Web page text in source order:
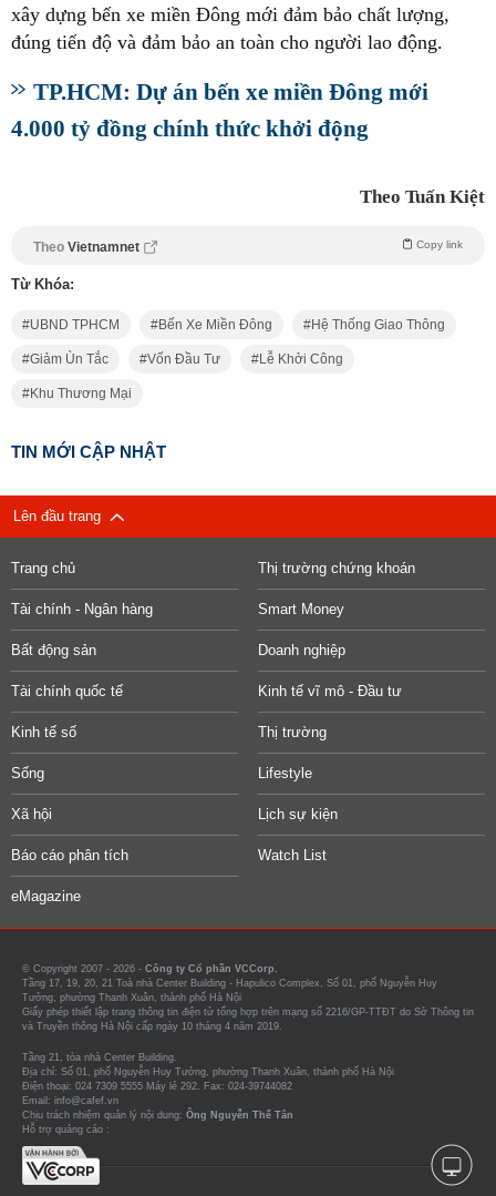
xây dựng bến xe miền Đông mới đảm bảo chất lượng,
đúng tiến độ và đảm bảo an toàn cho người lao động.
TP.HCM: Dự án bến xe miền Đông mới
4.000 tỷ đồng chính thức khởi động
Theo Tuấn Kiệt
Theo Vietnamnet Copy link
Từ Khóa:
UBND TPHCM Bến Xe Miền Đông Hệ Thống Giao Thông
Giảm Ùn Tắc Vốn Đầu Tư Lễ Khởi Công
Khu Thương Mại
TIN MỚI CẬP NHẬT
Lên đầu trang
Trang chủ Thị trường chứng khoán
Tài chính - Ngân hàng Smart Money
Bất động sản Doanh nghiệp
Tài chính quốc tế Kinh tế vĩ mô - Đầu tư
Kinh tế số Thị trường
Sống Lifestyle
Xã hội Lịch sự kiện
Báo cáo phân tích Watch List
eMagazine
© Copyright 2007 - 2026 - Công ty Cổ phần VCCorp.
Tầng 17, 19, 20, 21 Toà nhà Center Building - Hapulico Complex, Số 01, phố Nguyễn Huy
Tưởng, phường Thanh Xuân, thành phố Hà Nội
Giấy phép thiết lập trang thông tin điện tử tổng hợp trên mạng số 2216/GP-TTĐT do Sở Thông tin
và Truyền thông Hà Nội cấp ngày 10 tháng 4 năm 2019.
Tầng 21, tòa nhà Center Building.
Địa chỉ: Số 01, phố Nguyễn Huy Tưởng, phường Thanh Xuân, thành phố Hà Nội
Điện thoại: 024 7309 5555 Máy lẻ 292. Fax: 024-39744082
Email: info@cafef.vn
Chịu trách nhiệm quản lý nội dung: Ông Nguyễn Thế Tân
Hỗ trợ quảng cáo :